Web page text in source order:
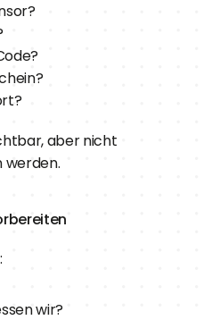
aber nicht
werden.
wir?